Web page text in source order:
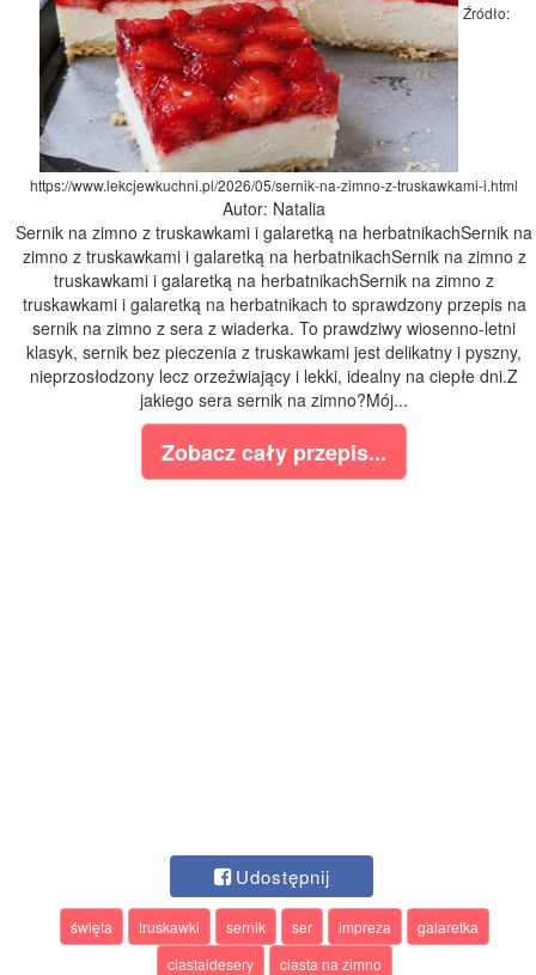
Źródło:
https://www.lekcjewkuchni.pl/2026/05/sernik-na-zimno-z-truskawkami-i.html
Autor: Natalia
Sernik na zimno z truskawkami i galaretką na herbatnikachSernik na
zimno z truskawkami i galaretką na herbatnikachSernik na zimno z
truskawkami i galaretką na herbatnikachSernik na zimno z
truskawkami i galaretką na herbatnikach to sprawdzony przepis na
sernik na zimno z sera z wiaderka. To prawdziwy wiosenno-letni
klasyk, sernik bez pieczenia z truskawkami jest delikatny i pyszny,
nieprzosłodzony lecz orzeźwiający i lekki, idealny na ciepłe dni.Z
jakiego sera sernik na zimno?Mój...
Zobacz cały przepis...
Udostępnij
święta truskawki sernik ser impreza
galaretka
ciastaidesery
ciasta na zimno